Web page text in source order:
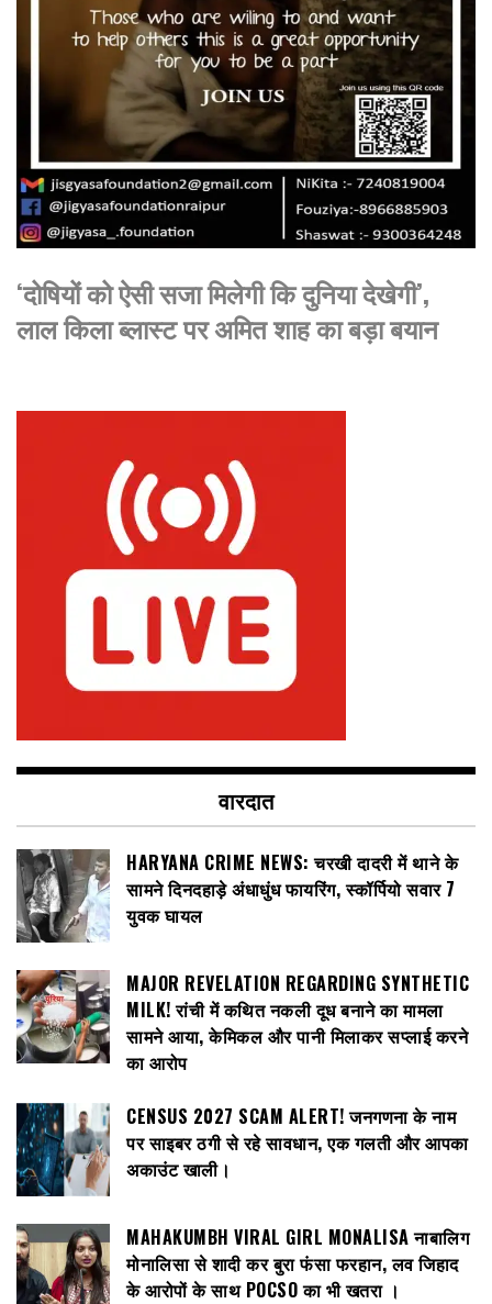
‘दोषियों को ऐसी सजा मिलेगी कि दुनिया देखेगी’,
लाल किला ब्लास्ट पर अमित शाह का बड़ा बयान
वारदात
HARYANA CRIME NEWS: चरखी दादरी में थाने के
सामने दिनदहाड़े अंधाधुंध फायरिंग, स्कॉर्पियो सवार 7
युवक घायल
MAJOR REVELATION REGARDING SYNTHETIC
MILK! रांची में कथित नकली दूध बनाने का मामला
सामने आया, केमिकल और पानी मिलाकर सप्लाई करने
का आरोप
CENSUS 2027 SCAM ALERT! जनगणना के नाम
पर साइबर ठगी से रहे सावधान, एक गलती और आपका
अकाउंट खाली।
MAHAKUMBH VIRAL GIRL MONALISA नाबालिग
मोनालिसा से शादी कर बुरा फंसा फरहान, लव जिहाद
के आरोपों के साथ POCSO का भी खतरा ।